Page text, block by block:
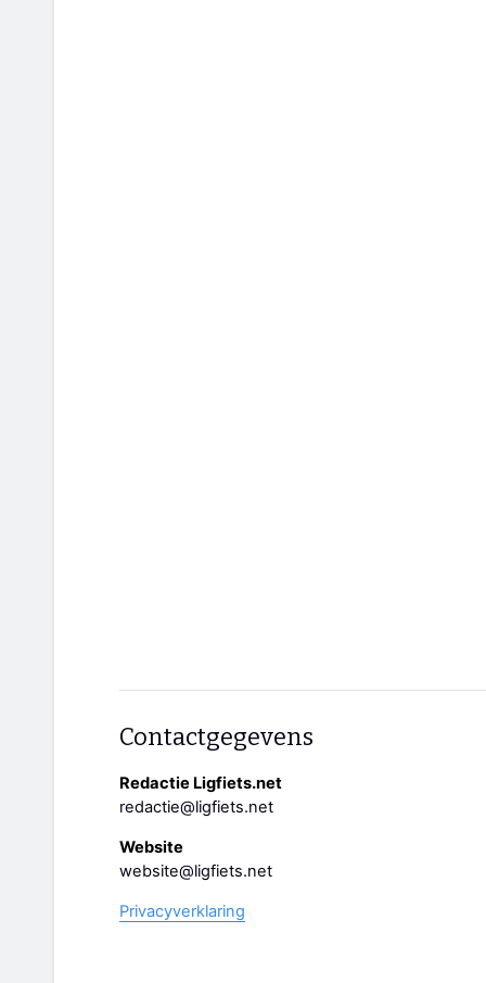
Contactgegevens
Redactie Ligfiets.net
redactie@ligfiets.net
Website
website@ligfiets.net
Privacyverklaring